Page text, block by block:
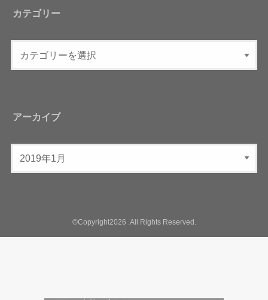
カテゴリー
アーカイブ
©Copyright2026 .All Rights Reserved.